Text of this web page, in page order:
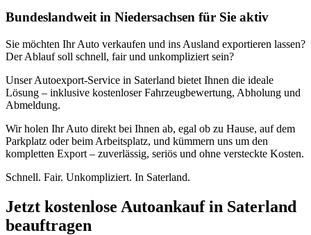
Bundeslandweit in Niedersachsen für Sie aktiv
Sie möchten Ihr Auto verkaufen und ins Ausland exportieren lassen?
Der Ablauf soll schnell, fair und unkompliziert sein?
Unser Autoexport-Service in Saterland bietet Ihnen die ideale
Lösung – inklusive kostenloser Fahrzeugbewertung, Abholung und
Abmeldung.
Wir holen Ihr Auto direkt bei Ihnen ab, egal ob zu Hause, auf dem
Parkplatz oder beim Arbeitsplatz, und kümmern uns um den
kompletten Export – zuverlässig, seriös und ohne versteckte Kosten.
Schnell. Fair. Unkompliziert. In Saterland.
Jetzt kostenlose Autoankauf in Saterland
beauftragen